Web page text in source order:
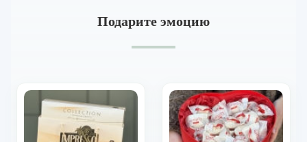
Подарите эмоцию